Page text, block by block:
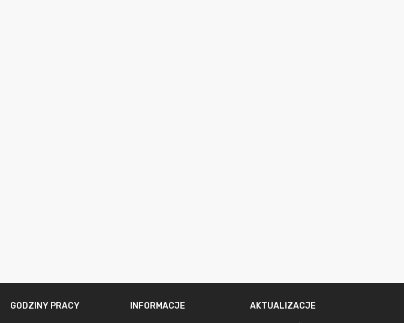
GODZINY PRACY INFORMACJE AKTUALIZACJE